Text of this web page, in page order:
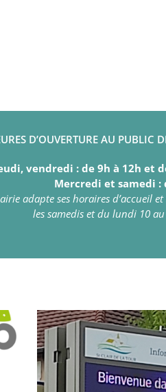
D’OUVERTURE AU PUBLIC
vendredi : de 9h à 12h et
Mercredi et samedi :
adapte ses horaires d’accueil
les samedis et du lundi 10